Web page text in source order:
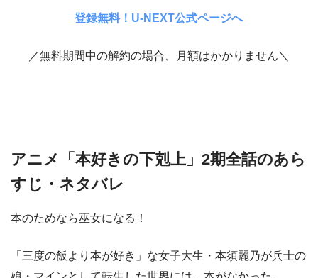
登録無料！U-NEXT公式ページへ
／無料期間中の解約の場合、月額はかかりません＼
アニメ「本好きの下剋上」2期全話のあら
すじ・ネタバレ
本のためなら巫女になる！
「三度の飯より本が好き」な女子大生・本須麗乃が兵士の